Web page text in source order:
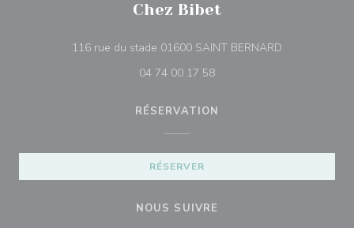
Chez Bibet
116 rue du stade 01600 SAINT BERNARD
04 74 00 17 58
RÉSERVATION
RÉSERVER
NOUS SUIVRE